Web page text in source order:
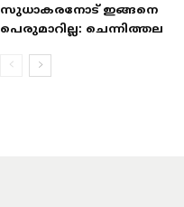
സുധാകരനോട് ഇങ്ങനെ
പെരുമാറില്ല: ചെന്നിത്തല